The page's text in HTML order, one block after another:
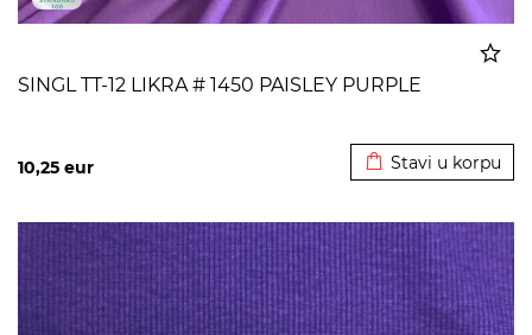
SINGL TT-12 LIKRA # 1450 PAISLEY PURPLE
10,25 eur Stavi u korpu